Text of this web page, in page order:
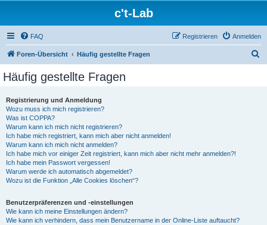
c't-Lab
FAQ Anmelden
Registrieren
Foren-Übersicht Häufig gestellte Fragen
Häufig gestellte Fragen
Registrierung und Anmeldung
Wozu muss ich mich registrieren?
Was ist COPPA?
Warum kann ich mich nicht registrieren?
Ich habe mich registriert, kann mich aber nicht anmelden!
Warum kann ich mich nicht anmelden?
Ich habe mich vor einiger Zeit registriert, kann mich aber nicht mehr anmelden?!
Ich habe mein Passwort vergessen!
Warum werde ich automatisch abgemeldet?
Wozu ist die Funktion „Alle Cookies löschen“?
Benutzerpräferenzen und -einstellungen
Wie kann ich meine Einstellungen ändern?
Wie kann ich verhindern, dass mein Benutzername in der Online-Liste auftaucht?